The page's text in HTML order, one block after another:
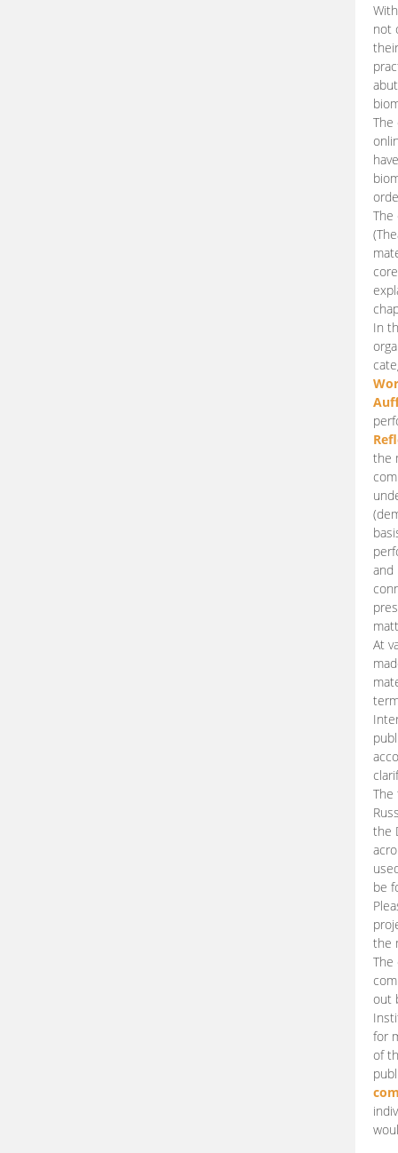
not
The
In
the
and
At
The
the
be
the
The
out
for
of